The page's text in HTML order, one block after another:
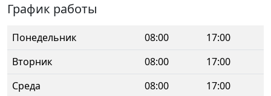
График работы
Понедельник 08:00
17:00
Вторник
08:00
17:00
Среда
08:00
17:00